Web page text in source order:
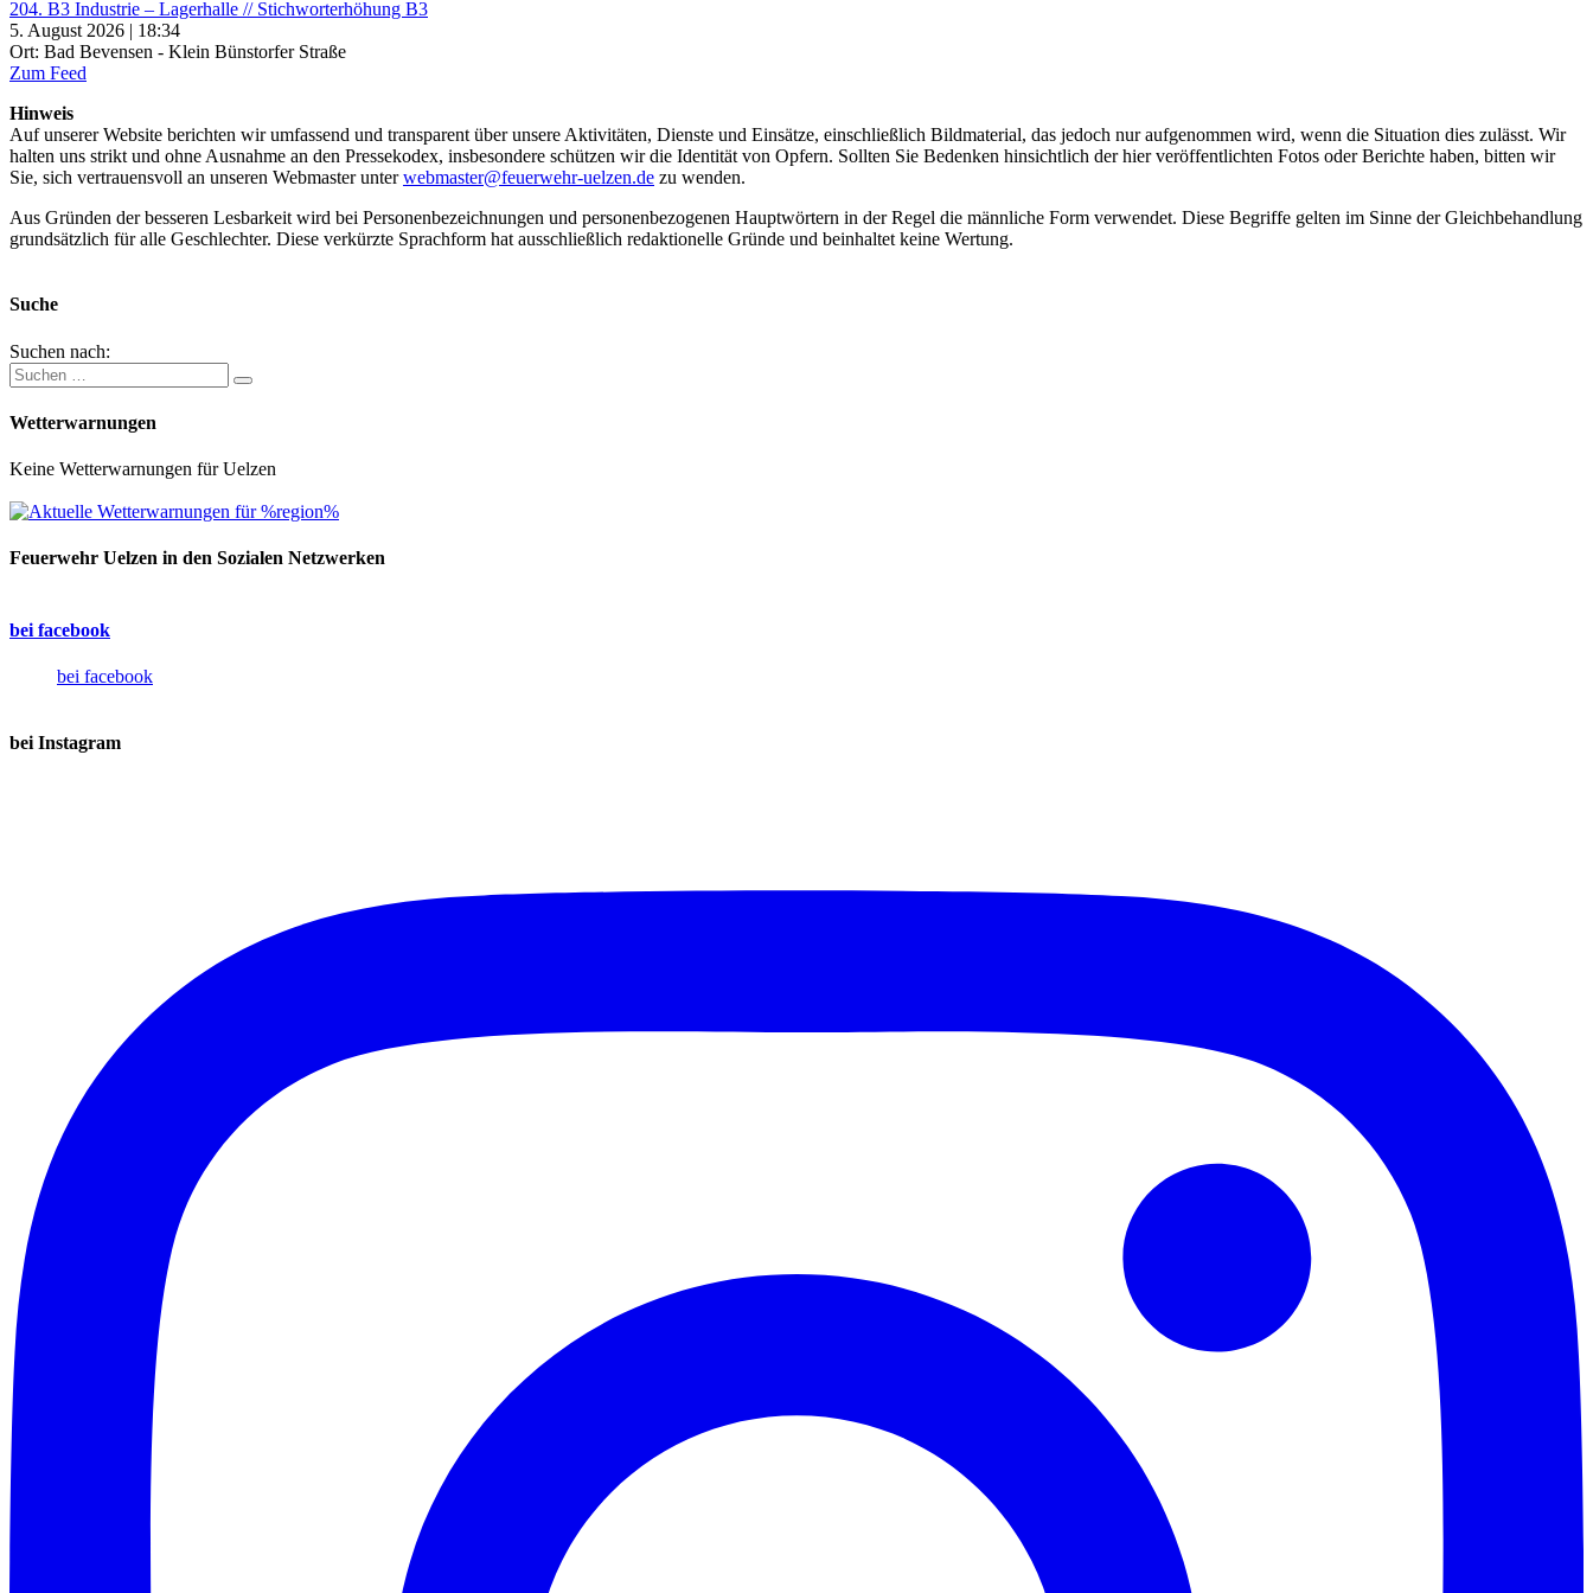
204. B3 Industrie – Lagerhalle // Stichworterhöhung B3
5. August 2026 | 18:34
Ort: Bad Bevensen - Klein Bünstorfer Straße
Zum Feed
Hinweis
Auf unserer Website berichten wir umfassend und transparent über unsere Aktivitäten, Dienste und Einsätze, einschließlich Bildmaterial, das jedoch nur aufgenommen wird, wenn die Situation dies zulässt. Wir
halten uns strikt und ohne Ausnahme an den Pressekodex, insbesondere schützen wir die Identität von Opfern. Sollten Sie Bedenken hinsichtlich der hier veröffentlichten Fotos oder Berichte haben, bitten wir
Sie, sich vertrauensvoll an unseren Webmaster unterwebmaster@feuerwehr-uelzen.de zu wenden.
Aus Gründen der besseren Lesbarkeit wird bei Personenbezeichnungen und personenbezogenen Hauptwörtern in der Regel die männliche Form verwendet. Diese Begriffe gelten im Sinne der Gleichbehandlung
grundsätzlich für alle Geschlechter. Diese verkürzte Sprachform hat ausschließlich redaktionelle Gründe und beinhaltet keine Wertung.
Suche
Suchen nach:
Wetterwarnungen
Keine Wetterwarnungen für Uelzen
Feuerwehr Uelzen in den Sozialen Netzwerken
bei facebook
bei facebook
bei Instagram